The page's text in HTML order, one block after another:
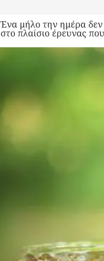
Ένα μήλο την ημέρα
στο πλαίσιο έρευνας